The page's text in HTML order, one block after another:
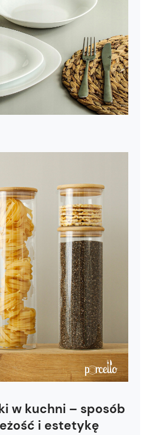
w kuchni – sposób
i estetykę